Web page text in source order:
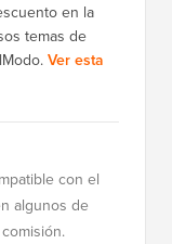
en la
temas de
Ver esta
con el
algunos de